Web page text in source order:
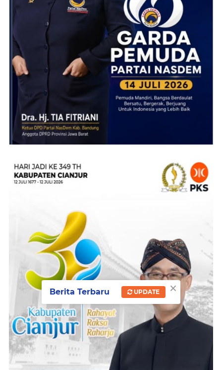
×
Berita Terbaru UPDATE